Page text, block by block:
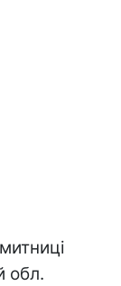
обл.